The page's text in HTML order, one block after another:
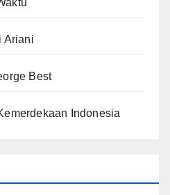
Ariani
Best
Indonesia